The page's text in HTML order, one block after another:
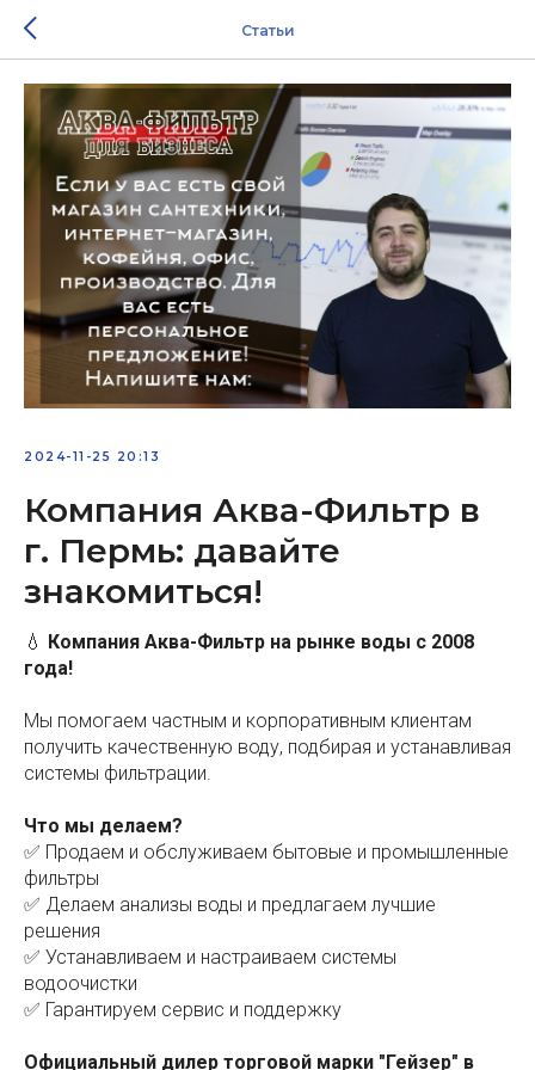
Статьи
2024-11-25 20:13
Компания Аква-Фильтр в
г. Пермь: давайте
знакомиться!
💧
Компания Аква-Фильтр на рынке воды с 2008
года!
Мы помогаем частным и корпоративным клиентам
получить качественную воду, подбирая и устанавливая
системы фильтрации.
Что мы делаем?
✅ Продаем и обслуживаем бытовые и промышленные
фильтры
✅ Делаем анализы воды и предлагаем лучшие
решения
✅ Устанавливаем и настраиваем системы
водоочистки
✅ Гарантируем сервис и поддержку
Официальный дилер торговой марки "Гейзер" в